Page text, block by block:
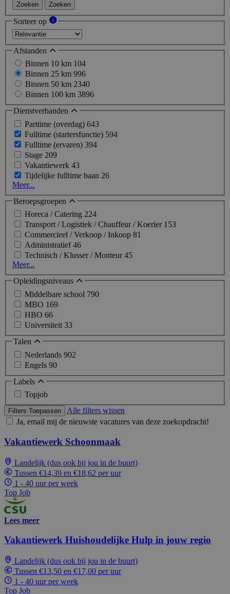
Zoeken Zoeken
Sorteer op
Afstanden
Binnen 10 km 104
Binnen 25 km 996
Binnen 50 km 2340
Binnen 100 km 3896
Dienstverbanden
Parttime (overdag) 643
Fulltime (startersfunctie) 594
Fulltime (ervaren) 394
Stage 209
Vakantiewerk 43
Tijdelijke fulltime baan 26
Meer...
Beroepsgroepen
Horeca / Catering 224
Transport / Logistiek / Chauffeur / Koerier 153
Commercieel / Verkoop / Inkoop 81
Administratief46
Technisch / Klusser / Monteur45
Meer...
Opleidingsniveaus
Middelbare school 790
MBO 169
HBO 66
Universiteit 33
Talen
Nederlands 902
Engels 90
Labels
Topjob
Filters Toepassen
Alle filters wissen
Ja, email mij de nieuwste vacatures van deze zoekopdracht!
Vakantiewerk Schoonmaak
Landelijk (dus ook bij jou in de buurt)
Tussen €14,39 en €18,62 per uur
1 - 40 uur per week
Top Job
Lees meer
Vakantiewerk Huishoudelijke Hulp in jouw regio
Landelijk (dus ook bij jou in de buurt)
Tussen €13,50 en €17,00 per uur
1 - 40 uur per week
Top Job